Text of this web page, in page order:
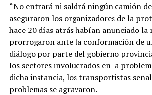
“No entrará ni saldrá ningún camión
aseguraron los organizadores de la
hace 20 días atrás habían anunciado la
prorrogaron ante la conformación de
diálogo por parte del gobierno
los sectores involucrados en la
dicha instancia, los transportistas
problemas se agravaron.